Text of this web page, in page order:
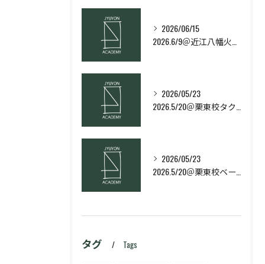
2026/06/15
2026/05/23
2026/05/23
タグ Tags